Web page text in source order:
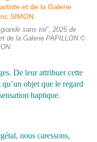
sans toi", 2025 de
de la Galerie PAPILLON ©
De leur attribuer cette
objet que le regard
haptique.
nous caressons,